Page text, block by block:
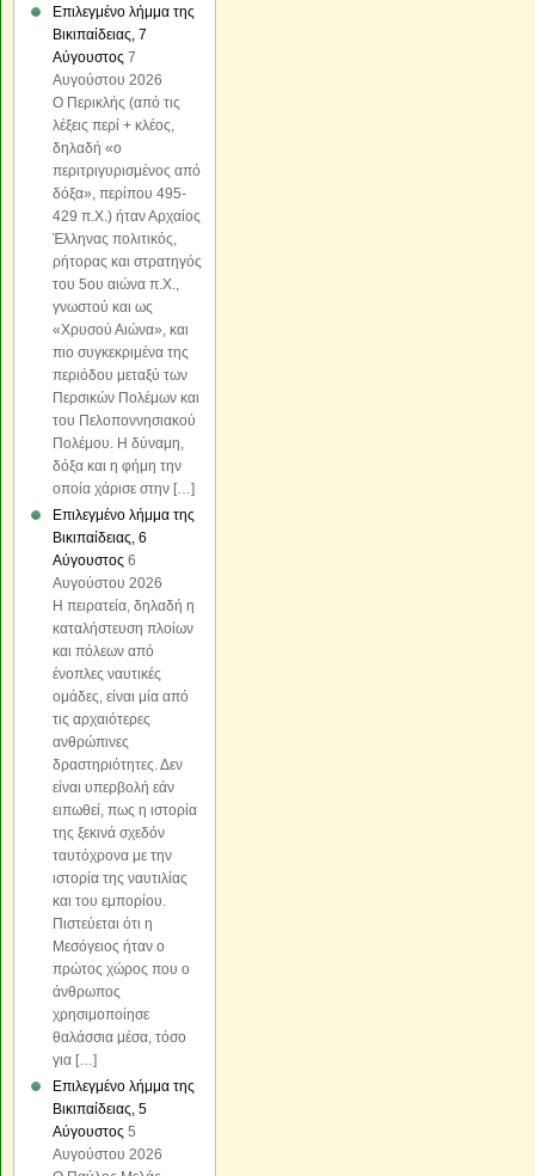
Επιλεγμένο λήμμα της
Βικιπαίδειας, 7
Αύγουστος 7
Αυγούστου 2026
Ο Περικλής (από τις
λέξεις περί + κλέος,
δηλαδή «o
περιτριγυρισμένος από
δόξα», περίπου 495-
429 π.Χ.) ήταν Αρχαίος
Έλληνας πολιτικός,
ρήτορας και στρατηγός
του 5ου αιώνα π.Χ.,
γνωστού και ως
«Χρυσού Αιώνα», και
πιο συγκεκριμένα της
περιόδου μεταξύ των
Περσικών Πολέμων και
του Πελοποννησιακού
Πολέμου. Η δύναμη,
δόξα και η φήμη την
οποία χάρισε στην […]
Επιλεγμένο λήμμα της
Βικιπαίδειας, 6
Αύγουστος 6
Αυγούστου 2026
Η πειρατεία, δηλαδή η
καταλήστευση πλοίων
και πόλεων από
ένοπλες ναυτικές
ομάδες, είναι μία από
τις αρχαιότερες
ανθρώπινες
δραστηριότητες. Δεν
είναι υπερβολή εάν
ειπωθεί, πως η ιστορία
της ξεκινά σχεδόν
ταυτόχρονα με την
ιστορία της ναυτιλίας
και του εμπορίου.
Πιστεύεται ότι η
Μεσόγειος ήταν ο
πρώτος χώρος που ο
άνθρωπος
χρησιμοποίησε
θαλάσσια μέσα, τόσο
για […]
Επιλεγμένο λήμμα της
Βικιπαίδειας, 5
Αύγουστος 5
Αυγούστου 2026